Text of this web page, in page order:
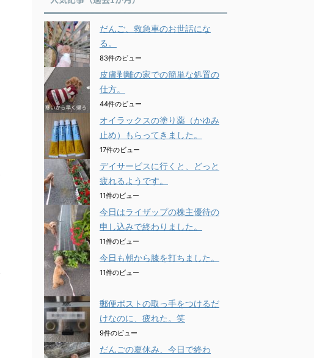
だんご、救急車のお世話にな
る。
83件のビュー
皮膚剥離の家での簡単な処置の
仕方。
44件のビュー
オイラックスの塗り薬（かゆみ
止め）もらってきました。
17件のビュー
デイサービスに行くと、どっと
疲れるようです。
11件のビュー
今日はライザップの株主優待の
申し込みで終わりました。
11件のビュー
今日も朝から膝を打ちました。
11件のビュー
郵便ポストの取っ手をつけるだ
けなのに、疲れた。笑
9件のビュー
だんごの夏休み、今日で終わ